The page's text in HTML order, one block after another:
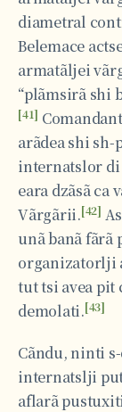
diametral
Belemace
armatãljei
“plãmsirã shi
[41]
arãdea shi
internatslor di
eara dzãsã
Vãrgãrii.[42]
unã banã fãrã
organizatorlji
tut tsi avea pit
demolati.[43]
Cãndu, ninti
internatslji
aflarã